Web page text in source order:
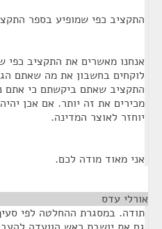
התקציב כפי שמופיע בספר
אנחנו מאשרים את התקציב כפי
לוקחים בחשבון את מה שאתם
התקציב שאתם ביקשתם כי אתם
מכירים את זה יותר. אם אכן
יוחזר לאוצר המדינה.
אני מאוד מודה לכם.
אורלי עדס